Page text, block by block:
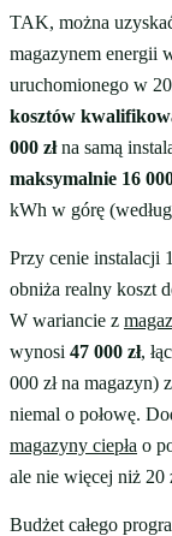
TAK, można
magazynem energii
uruchomionego w
kosztów
000 złna samą
maksymalnie 16
kWh w górę
Przy cenie instalacji
obniża realny koszt
W wariancie z
wynosi 47 000 zł,
000 zł na magazyn)
niemal o połowę.
magazyny ciepła o
ale nie więcej niż 20
Budżet całego